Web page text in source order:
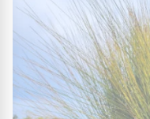
longues feuilles
se déploient en
centrale. Ces
jusqu'à 1,5 mètre
varient en